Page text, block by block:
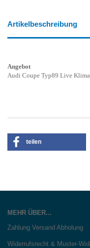
Artikelbeschreibung
Angebot
Audi Coupe Typ89 Live
teilen
MEHR ÜBER...
Zahlung Versand Abholung
Widerrufsrecht & Muster-